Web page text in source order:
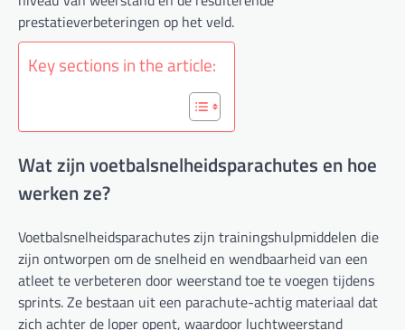
prestatieverbeteringen op het veld.
Key sections in the article:
Wat zijn voetbalsnelheidsparachutes en hoe
werken ze?
Voetbalsnelheidsparachutes zijn trainingshulpmiddelen die
zijn ontworpen om de snelheid en wendbaarheid van een
atleet te verbeteren door weerstand toe te voegen tijdens
sprints. Ze bestaan uit een parachute-achtig materiaal dat
zich achter de loper opent, waardoor luchtweerstand